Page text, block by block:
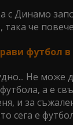
с Динамо
че
футбол
Не
а е
и за
сега е